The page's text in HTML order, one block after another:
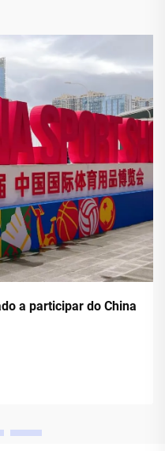
a participar do China